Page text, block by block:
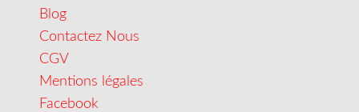
Blog
Contactez Nous
CGV
Mentions légales
Facebook